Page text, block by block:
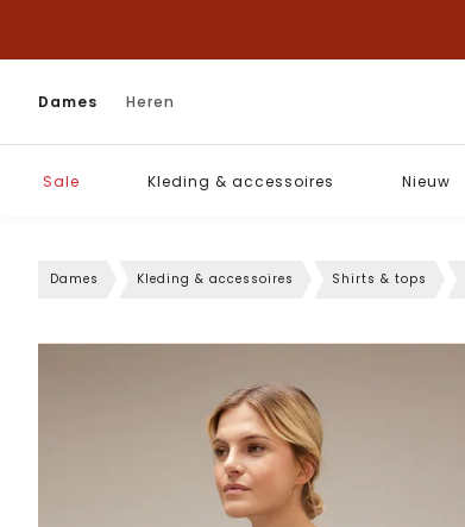
Dames Heren
Sale Kleding & accessoires Nieuw
Dames Kleding & accessoires Shirts & tops